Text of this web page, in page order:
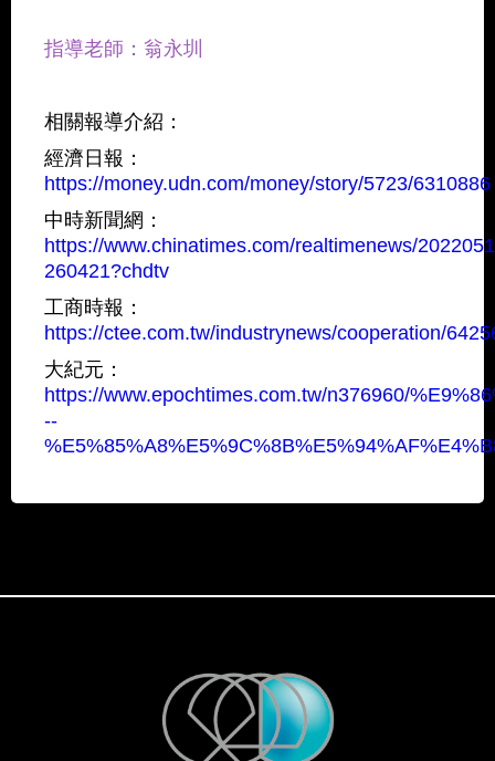
指導老師：翁永圳
相關報導介紹：
經濟日報：
https://money.udn.com/money/story/5723/6310886
中時新聞網：
https://www.chinatimes.com/realtimenews/
260421?chdtv
工商時報：
https://ctee.com.tw/industrynews/cooperation/
大紀元：
https://www.epochtimes.com.tw/n376960/
--